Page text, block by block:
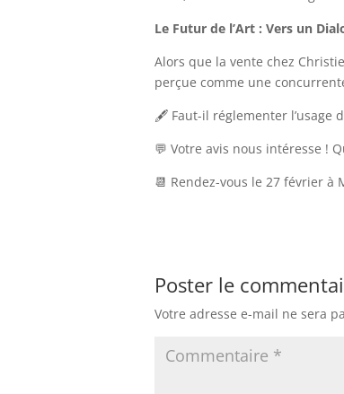
Le Futur de l’Art : Vers un
Alors que la vente chez
perçue comme une
🖋 Faut-il réglementer l’usage
💬 Votre avis nous intéresse !
📆 Rendez-vous le 27 février
Poster le
Votre adresse e-mail ne sera